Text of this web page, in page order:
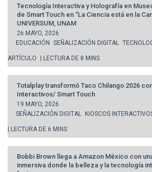
Tecnología Interactiva y Holografía en
de Smart Touch en “La Ciencia está en la
UNIVERSUM, UNAM
26 MAYO, 2026
EDUCACIÓN SEÑALIZACIÓN DIGITAL
ARTÍCULO | LECTURA DE 8 MINS
Totalplay transformó Taco Chilango 2026
Interactivos/ Smart Touch
19 MAYO, 2026
SEÑALIZACIÓN DIGITAL
KIOSCOS
| LECTURA DE 6 MINS
Bobbi Brown llega a Amazon México con
inmersiva donde la belleza y la tecnología